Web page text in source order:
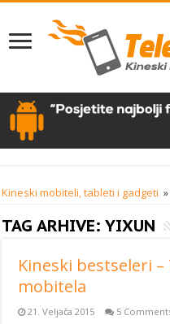
Kineski mobiteli, tableti i gadgeti »
TAG ARHIVE:YIXUN
Kineski bestseleri
mobitela
21. Veljača 2015 5